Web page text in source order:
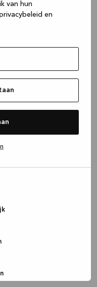
van hun
en
console for more
.